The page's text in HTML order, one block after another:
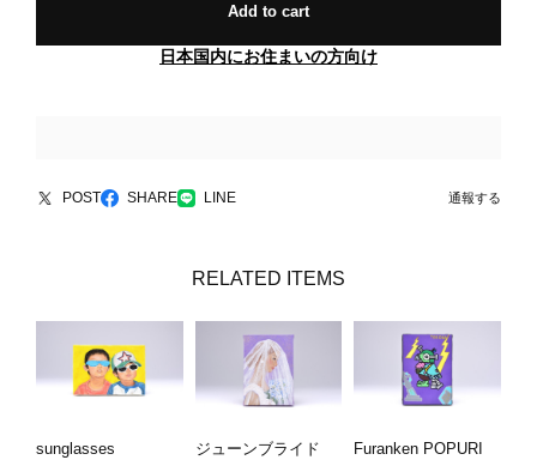
Add to cart
日本国内にお住まいの方向け
POST SHARE LINE 通報する
RELATED ITEMS
sunglasses
ジューンブライド
Furanken POPURI